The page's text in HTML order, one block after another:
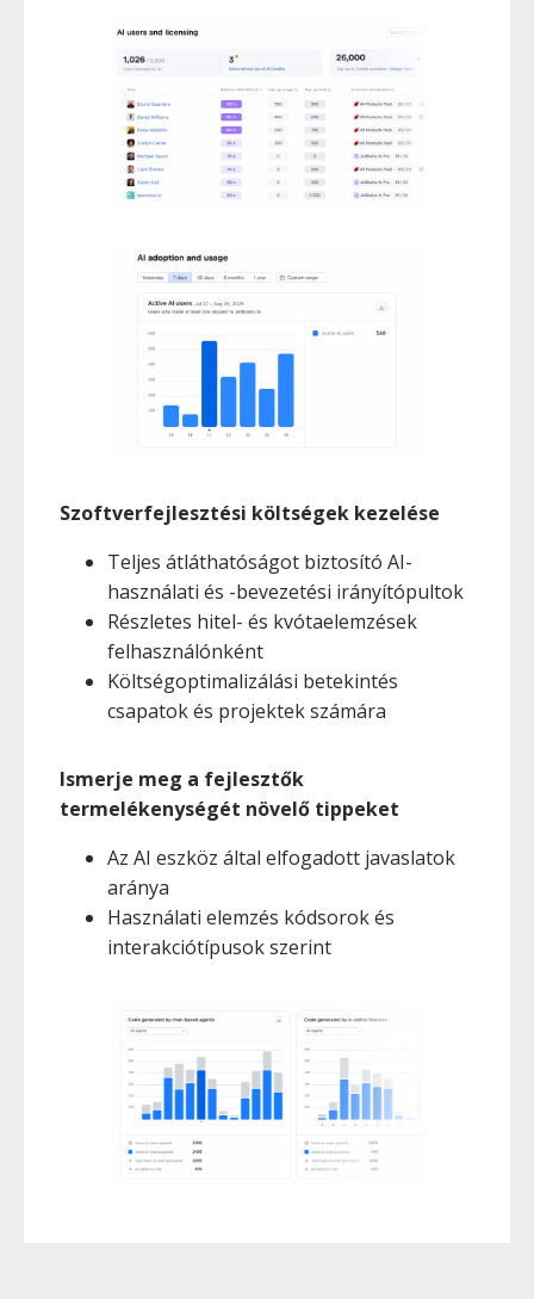
Szoftverfejlesztési költségek kezelése
Teljes átláthatóságot biztosító AI-
használati és -bevezetési irányítópultok
Részletes hitel- és kvótaelemzések
felhasználónként
Költségoptimalizálási betekintés
csapatok és projektek számára
Ismerje meg a fejlesztők
termelékenységét növelő tippeket
Az AI eszköz által elfogadott javaslatok
aránya
Használati elemzés kódsorok és
interakciótípusok szerint